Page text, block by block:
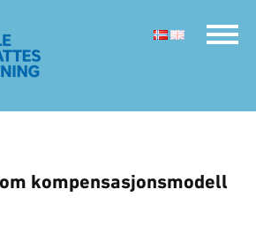
kompensasjonsmodell